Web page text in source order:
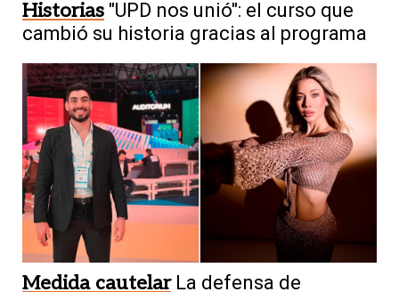
Historias "UPD nos unió": el curso que
cambió su historia gracias al programa
Medida cautelar La defensa de